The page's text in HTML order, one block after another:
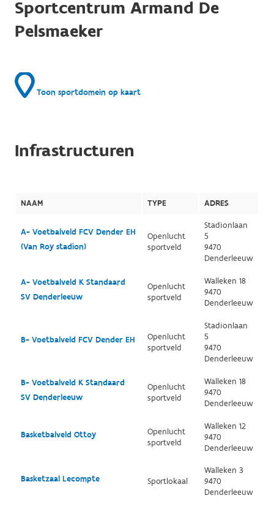
Sportcentrum Armand De
Pelsmaeker
Toon sportdomein op kaart
Infrastructuren
NAAM TYPE ADRES
A- Voetbalveld FCV Dender EH
(Van Roy stadion)
Openlucht
sportveld
Stadionlaan
5
9470
Denderleeuw
A- Voetbalveld K Standaard
SV Denderleeuw
Openlucht
sportveld
Walleken 18
9470
Denderleeuw
B- Voetbalveld FCV Dender EH
Openlucht
sportveld
Stadionlaan
5
9470
Denderleeuw
B- Voetbalveld K Standaard
SV Denderleeuw
Openlucht
sportveld
Walleken 18
9470
Denderleeuw
Basketbalveld Ottoy
Openlucht
sportveld
Walleken 12
9470
Denderleeuw
Basketzaal Lecompte Sportlokaal
Walleken 3
9470
Denderleeuw